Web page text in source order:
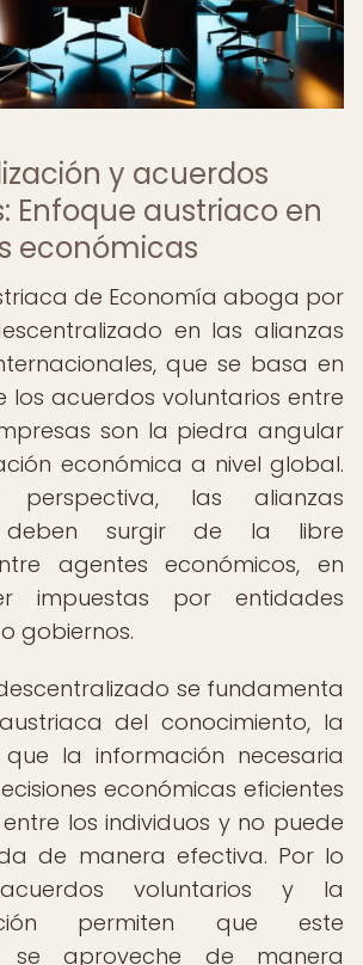
y acuerdos
Enfoque austriaco en
económicas
de Economía aboga por
en las alianzas
que se basa en
los acuerdos voluntarios entre
son la piedra angular
económica a nivel global.
perspectiva, las alianzas
deben surgir de la libre
agentes económicos, en
impuestas por entidades
gobiernos.
se fundamenta
del conocimiento, la
la información necesaria
económicas eficientes
los individuos y no puede
de manera efectiva. Por lo
voluntarios y la
permiten que este
se aproveche de manera